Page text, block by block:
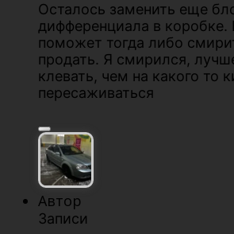
Осталось заменить еще
дифференциала в коробке.
поможет тогда либо
продать. Я смирился,
клевать, чем на какого то
пересаживаться
Автор
Записи